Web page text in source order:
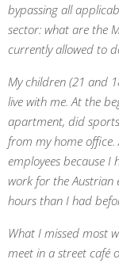
bypassing all
sector: what are the
currently allowed to
My children (21 and
live with me. At the
apartment, did
from my home office.
employees because
work for the Austrian
hours than I had
What I missed most
meet in a street café